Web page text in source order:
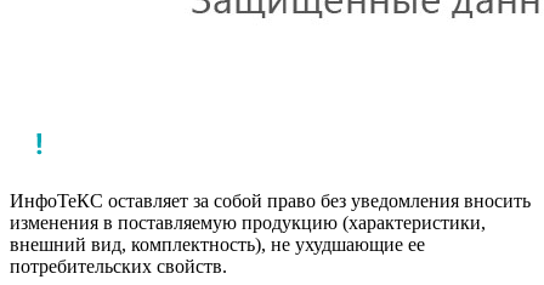
ИнфоТеКС оставляет за собой право без уведомления вносить
изменения в поставляемую продукцию (характеристики,
внешний вид, комплектность), не ухудшающие ее
потребительских свойств.